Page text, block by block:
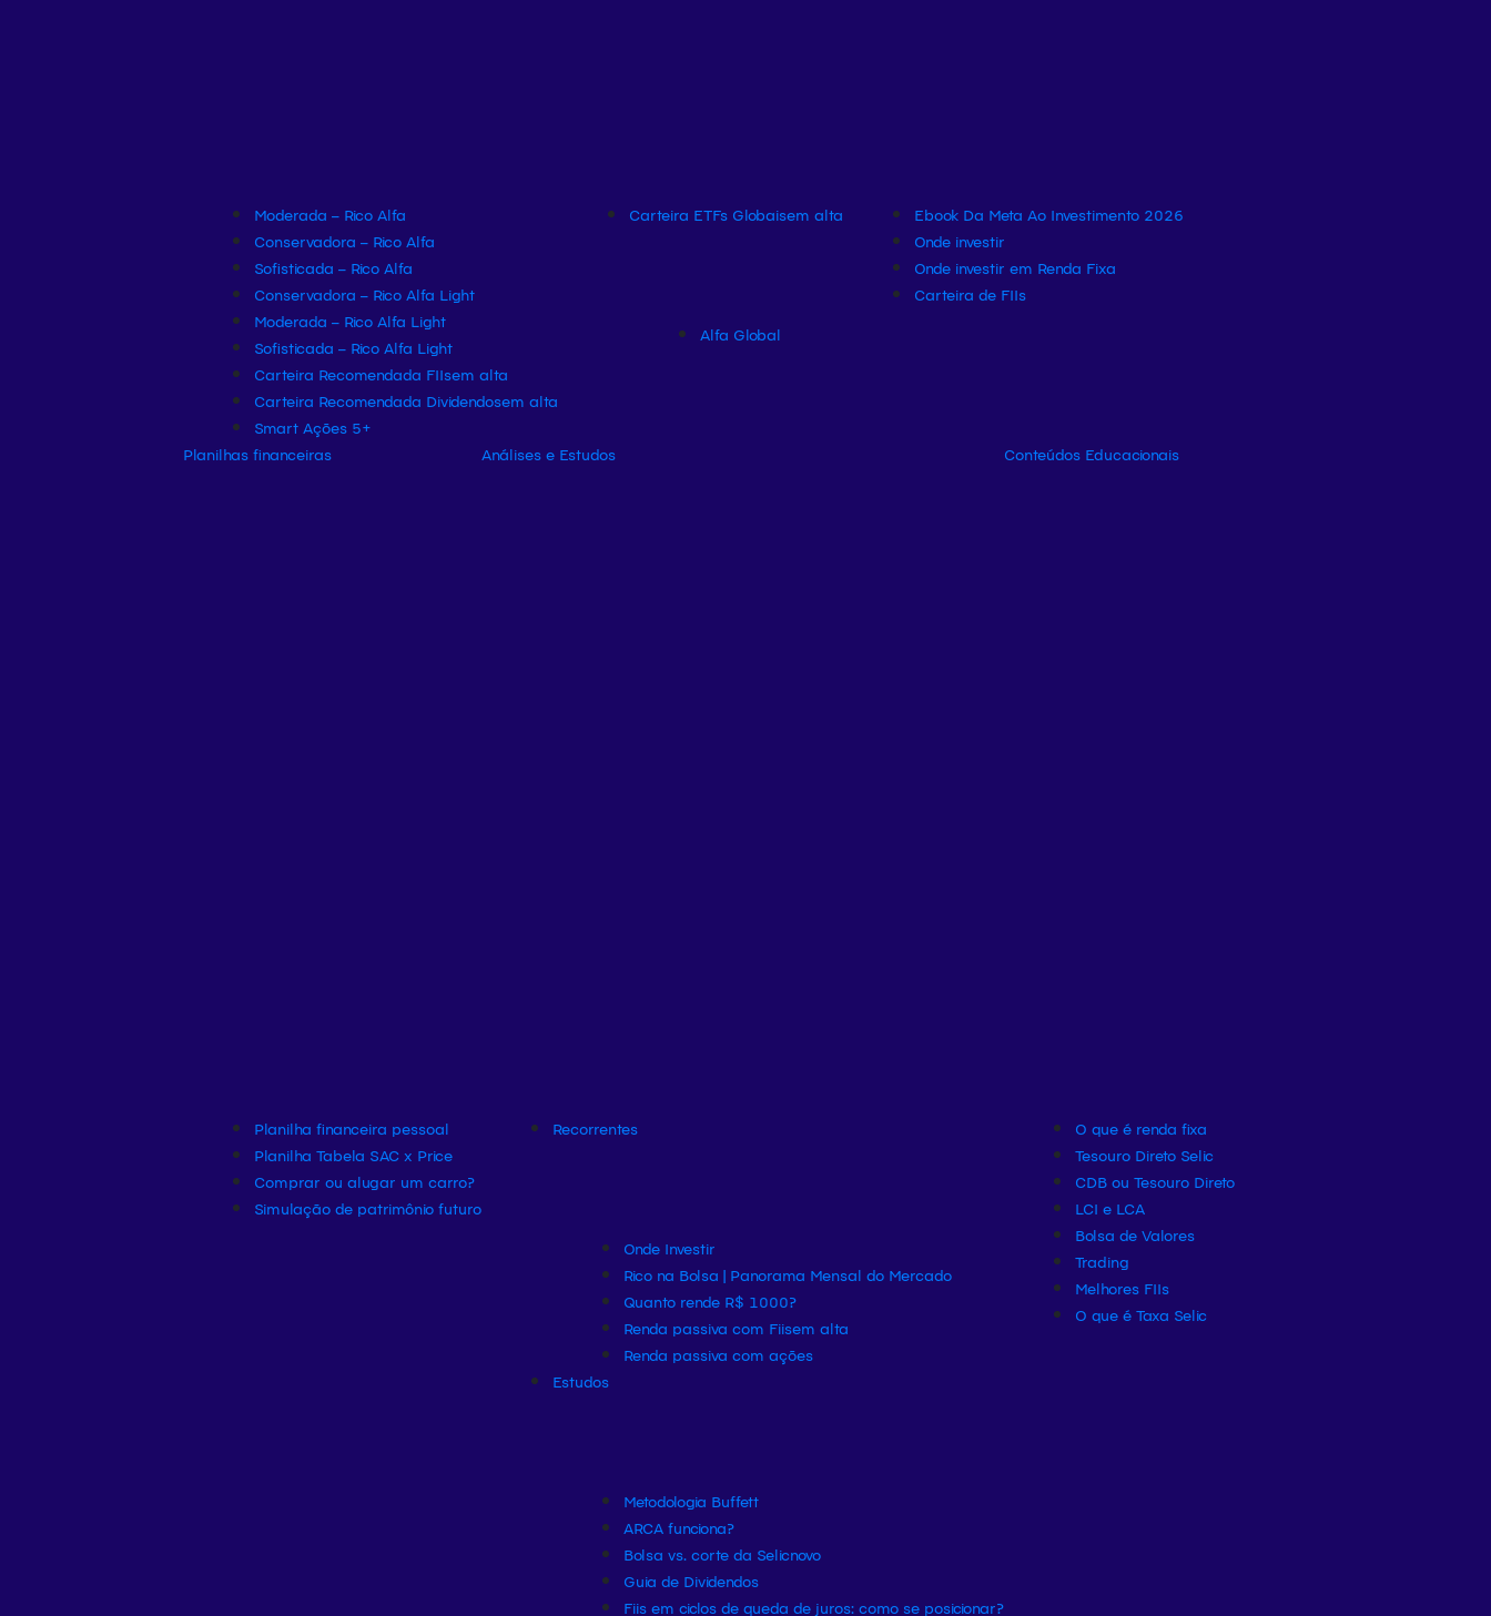
Moderada – Rico Alfa
Conservadora – Rico Alfa
Sofisticada – Rico Alfa
Conservadora – Rico Alfa Light
Moderada – Rico Alfa Light
Sofisticada – Rico Alfa Light
Carteira Recomendada FIIsem alta
Carteira Recomendada Dividendosem alta
Smart Ações 5+
Carteira ETFs Globaisem alta
Alfa Global
Ebook Da Meta Ao Investimento 2026
Onde investir
Onde investir em Renda Fixa
Carteira de FIIs
Planilhas financeiras
Planilha financeira pessoal
Planilha Tabela SAC x Price
Comprar ou alugar um carro?
Simulação de patrimônio futuro
Análises e Estudos
Recorrentes
Onde Investir
Rico na Bolsa | Panorama Mensal do Mercado
Quanto rende R$ 1000?
Renda passiva com Fiisem alta
Renda passiva com ações
Estudos
Metodologia Buffett
ARCA funciona?
Bolsa vs. corte da Selicnovo
Guia de Dividendos
Fiis em ciclos de queda de juros: como se posicionar?
Conteúdos Educacionais
O que é renda fixa
Tesouro Direto Selic
CDB ou Tesouro Direto
LCI e LCA
Bolsa de Valores
Trading
Melhores FIIs
O que é Taxa Selic